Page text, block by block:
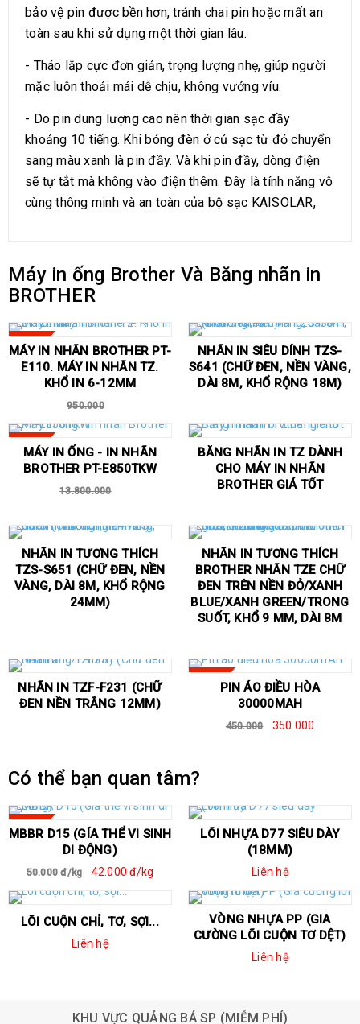
bảo vệ pin được bền hơn, tránh chai pin hoặc mất an
toàn sau khi sử dụng một thời gian lâu.
- Tháo lắp cực đơn giản, trọng lượng nhẹ, giúp người
mặc luôn thoải mái dễ chịu, không vướng víu.
- Do pin dung lượng cao nên thời gian sạc đầy
khoảng 10 tiếng. Khi bóng đèn ở củ sạc từ đỏ chuyển
sang màu xanh là pin đầy. Và khi pin đầy, dòng điện
sẽ tự tắt mà không vào điện thêm. Đây là tính năng vô
cùng thông minh và an toàn của bộ sạc KAISOLAR,
Máy in ống Brother Và Băng nhãn in
BROTHER
SALE
MÁY IN NHÃN BROTHER PT-
E110. MÁY IN NHÃN TZ.
KHỔ IN 6-12MM
950.000
NHÃN IN SIÊU DÍNH TZS-
S641 (CHỮ ĐEN, NỀN VÀNG,
DÀI 8M, KHỔ RỘNG 18M)
SALE
MÁY IN ỐNG - IN NHÃN
BROTHER PT-E850TKW
13.800.000
BĂNG NHÃN IN TZ DÀNH
CHO MÁY IN NHÃN
BROTHER GIÁ TỐT
NHÃN IN TƯƠNG THÍCH
TZS-S651 (CHỮ ĐEN, NỀN
VÀNG, DÀI 8M, KHỔ RỘNG
24MM)
NHÃN IN TƯƠNG THÍCH
BROTHER NHÃN TZE CHỮ
ĐEN TRÊN NỀN ĐỎ/XANH
BLUE/XANH GREEN/TRONG
SUỐT, KHỔ 9 MM, DÀI 8M
NHÃN IN TZF-F231 (CHỮ
ĐEN NỀN TRẮNG 12MM)
PIN ÁO ĐIỀU HÒA
30000MAH
450.000 350.000
Có thể bạn quan tâm?
MBBR D15 (GÍA THỂ VI SINH
DI ĐỘNG)
50.000 đ/kg 42.000 đ/kg
LÕI NHỰA D77 SIÊU DÀY
(18MM)
Liên hệ
LÕI CUỘN CHỈ, TƠ, SỢI...
Liên hệ
VÒNG NHỰA PP (GIA
CƯỜNG LÕI CUỘN TƠ DỆT)
Liên hệ
KHU VỰC QUẢNG BÁ SP (MIỄM PHÍ)
Pk máy in đầu cốt Hộp nhựa Uboot